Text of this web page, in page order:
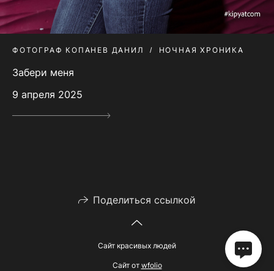
ФОТОГРАФ КОПАНЕВ ДАНИЛ НОЧНАЯ ХРОНИКА
Забери меня
9 апреля 2025
Поделиться ссылкой
Сайт красивых людей
Сайт от wfolio